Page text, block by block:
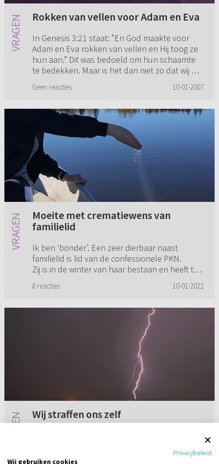
Rokken van vellen voor Adam en Eva
In Genesis 3:21 staat: ”En God maakte voor
Adam en Eva rokken van vellen en Hij toog ze
hun aan.” Dit was bedoeld om hun schaamte
te bedekken. Maar is het dan niet zo dat wij dat
Geen reacties 10-01-2007
Moeite met crematiewens van
familielid
Ik ben ‘bonder’. Een zeer dierbaar naast
familielid is lid van de confessionele PKN.
Zij is in de winter van haar bestaan en heeft te
is zij crematie wenst. ...
8 reacties 10-01-2022
Wij straffen ons zelf
straffen omdat we in overtreding zijn met Zijn
Privacybeleid
Wij gebruiken cookies